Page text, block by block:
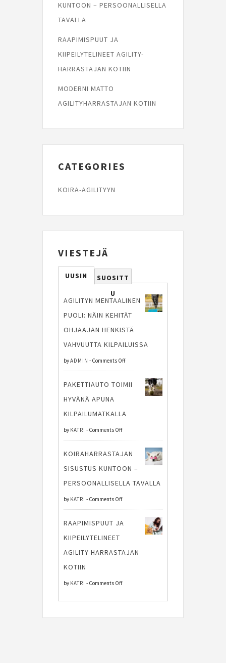
KUNTOON – PERSOONALLISELLA
TAVALLA
RAAPIMISPUUT JA
KIIPEILYTELINEET AGILITY-
HARRASTAJAN KOTIIN
MODERNI MATTO
AGILITYHARRASTAJAN KOTIIN
CATEGORIES
KOIRA-AGILITYYN
VIESTEJÄ
UUSIN
SUOSITT
U
AGILITYN MENTAALINEN
PUOLI: NÄIN KEHITÄT
OHJAAJAN HENKISTÄ
VAHVUUTTA KILPAILUISSA
byADMIN - Comments Offon
mentaalinen
ohjaajan
PAKETTIAUTO TOIMII
HYVÄNÄ APUNA
KILPAILUMATKALLA
by KATRI - Comments Offon
KOIRAHARRASTAJAN
SISUSTUS KUNTOON –
PERSOONALLISELLA TAVALLA
by KATRI - Comments Offon
RAAPIMISPUUT JA
KIIPEILYTELINEET
AGILITY-HARRASTAJAN
KOTIIN
by KATRI - Comments Offon